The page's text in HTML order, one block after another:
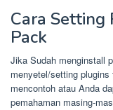
Cara Setting
Pack
Jika Sudah menginstall
menyetel/setting
mencontoh atau Anda
pemahaman masing-